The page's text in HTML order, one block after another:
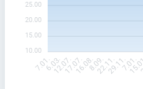
25.00
20.00
15.00
10.00
7.01.6.03.12.07.17.07.16.08.8.09.22.11.29.11.7.01.